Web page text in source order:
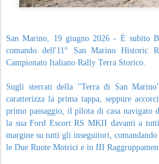
San Marino, 19 giugno 2026 - È subito
comando dell'11° San Marino Historic
Campionato Italiano Rally Terra Storico.
Sugli sterrati della "Terra di San
caratterizza la prima tappa, seppure
primo passaggio, il pilota di casa navigato
la sua Ford Escort RS MKII davanti a
margine su tutti gli inseguitori,
le Due Ruote Motrici e in III